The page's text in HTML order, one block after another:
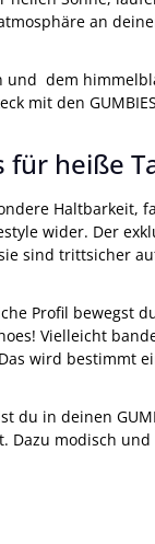
an
und dem
mit den
für heiße
wider. Der
sind trittsicher
Profil bewegst
Vielleicht
wird bestimmt
du in deinen
modisch und